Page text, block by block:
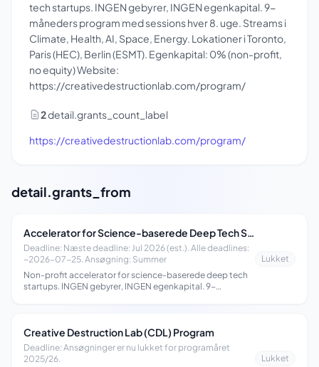
tech startups. INGEN gebyrer, INGEN egenkapital. 9-
måneders program med sessions hver 8. uge. Streams i
Climate, Health, AI, Space, Energy. Lokationer i Toronto,
Paris (HEC), Berlin (ESMT). Egenkapital: 0% (non-profit,
no equity) Website:
https://creativedestructionlab.com/program/
2detail.grants_count_label
https://creativedestructionlab.com/program/
detail.grants_from
Accelerator for Science-baserede Deep Tech Startups
Deadline: Næste deadline: Jul 2026 (est.). Alle deadlines:
~2026-07-25. Ansøgning: Summer
Non-profit accelerator for science-baserede deep tech
startups. INGEN gebyrer, INGEN egenkapital. 9-
Lukket
Creative Destruction Lab (CDL) Program
Deadline: Ansøgninger er nu lukket for programåret
2025/26.
Lukket